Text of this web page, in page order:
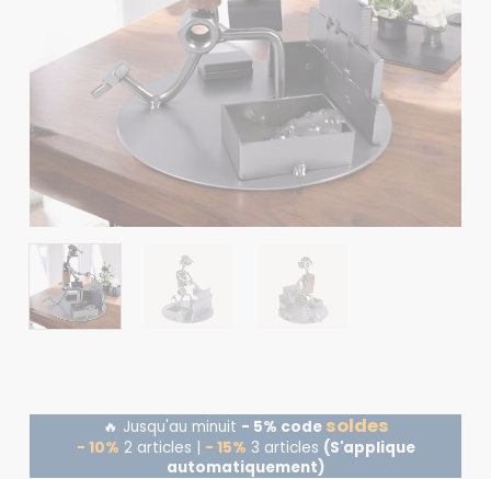
🔥 Jusqu'au minuit - 5% code soldes
- 10% 2 articles | - 15% 3 articles (S'applique
automatiquement)